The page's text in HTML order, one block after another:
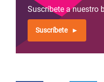
Suscríbete a nuestro
Suscríbete